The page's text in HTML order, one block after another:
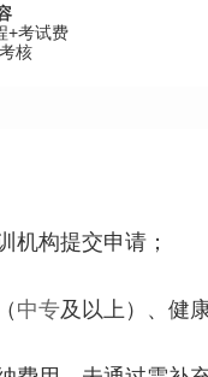
+考试费
核
机构提交申请；
中专及以上）、健